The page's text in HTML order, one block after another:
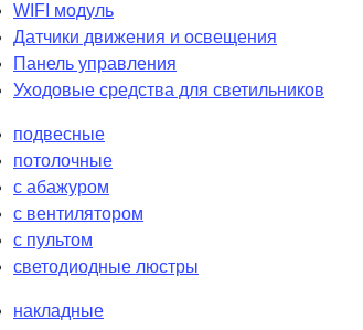
WIFI модуль
Датчики движения и освещения
Панель управления
Уходовые средства для светильников
подвесные
потолочные
с абажуром
с вентилятором
с пультом
светодиодные люстры
накладные